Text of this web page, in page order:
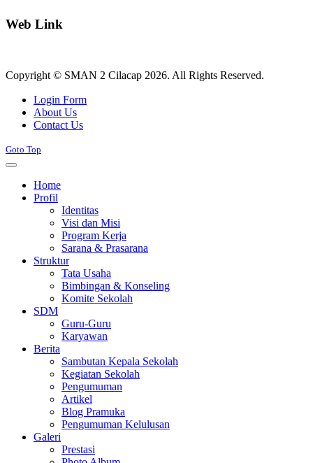
Web Link
Copyright © SMAN 2 Cilacap 2026. All Rights Reserved.
Login Form
About Us
Contact Us
Goto Top
Home
Profil
Identitas
Visi dan Misi
Program Kerja
Sarana & Prasarana
Struktur
Tata Usaha
Bimbingan & Konseling
Komite Sekolah
SDM
Guru-Guru
Karyawan
Berita
Sambutan Kepala Sekolah
Kegiatan Sekolah
Pengumuman
Artikel
Blog Pramuka
Pengumuman Kelulusan
Galeri
Prestasi